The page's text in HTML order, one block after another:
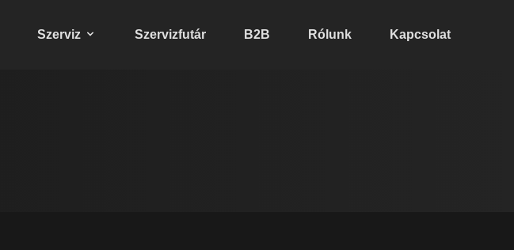
Szerviz Szervizfutár B2B Rólunk Kapcsolat